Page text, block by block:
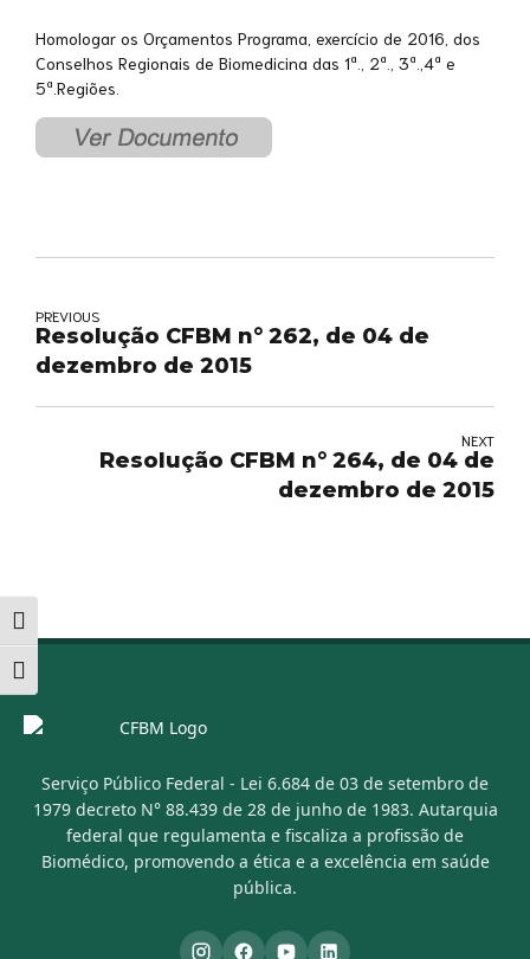
Alternar alto contraste
Alternar tamanho da fonte
Homologar os Orçamentos Programa, exercício de 2016, dos
Conselhos Regionais de Biomedicina das 1ª., 2ª., 3ª.,4ª e
5ª.Regiões.
PREVIOUS
Resolução CFBM n° 262, de 04 de
dezembro de 2015
NEXT
Resolução CFBM n° 264, de 04 de
dezembro de 2015
Serviço Público Federal - Lei 6.684 de 03 de setembro de
1979 decreto N° 88.439 de 28 de junho de 1983. Autarquia
federal que regulamenta e fiscaliza a profissão de
Biomédico, promovendo a ética e a excelência em saúde
pública.